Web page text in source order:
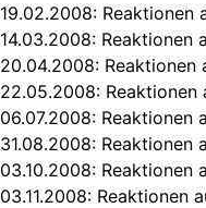
19.02.2008: Reaktionen
14.03.2008: Reaktionen
20.04.2008: Reaktionen
22.05.2008: Reaktionen
06.07.2008: Reaktionen
31.08.2008: Reaktionen
03.10.2008: Reaktionen
03.11.2008: Reaktionen